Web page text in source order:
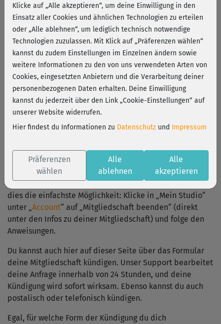
Melde dich bei uns für individuelle
Beratung & Angebot!
Du willst kündigen? So geht's:
Wir finden es sehr schade, dass du nicht mehr mit uns
trainieren möchtest. Hast du schon mit unserem
Gemeinsam finden wir bestimmt die perfekte Lösung, um
dich wieder zum Training zu motivieren!
Wenn du deinen Vertrag trotzdem kündigen möchtest, ist
dies die einfachste Möglichkeit: Klicke in „Mein Studio“
unter „Account“ auf „Mitgliedschaft beenden“ (direkt
unter den Infos zu deiner Mitgliedschaft) und folge den
Anweisungen.
Du kannst auch hier auf dieser Seite über das Formular
deine Mitgliedschaft kündigen. Unser Support bearbeitet
deine Anfrage innerhalb von 24 Stunden, und deine
Kündigung wird sofort wirksam. Ebenso kannst du auch
postalisch oder telefonisch kündigen.
Egal, für welche Form der Kündigung du dich
Klicke auf „Alle akzeptieren“, um deine Einwilligung in den
Einsatz aller Cookies und ähnlichen Technologien zu erteilen
oder „Alle ablehnen“, um lediglich technisch notwendige
Technologien zuzulassen. Mit Klick auf „Präferenzen wählen“
kannst du zudem Einstellungen im Einzelnen ändern sowie
weitere Informationen zu den von uns verwendeten Arten von
Cookies, eingesetzten Anbietern und die Verarbeitung deiner
personenbezogenen Daten erhalten. Deine Einwilligung
kannst du jederzeit über den Link „Cookie-Einstellungen“ auf
unserer Website widerrufen.
Hier findest du Informationen zu Datenschutz und Impressum
Präferenzen
wählen
Alle
ablehnen
Alle
akzeptieren